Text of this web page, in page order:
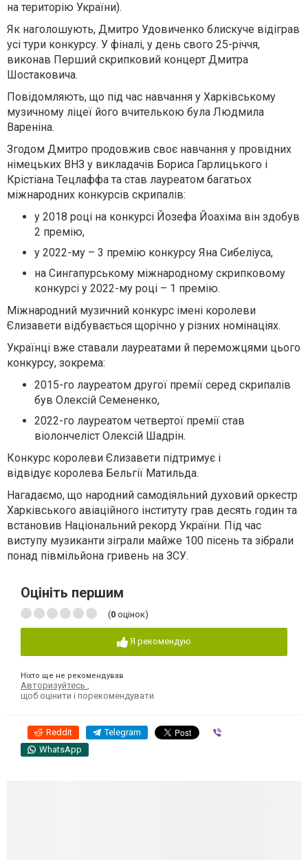
на територію України).
Як наголошують, Дмитро Удовиченко блискуче відіграв
усі тури конкурсу. У фіналі, у день свого 25-річчя,
виконав Перший скрипковий концерт Дмитра
Шостаковича.
Повідомляють, що під час навчання у Харківському
музичному ліцеї його вчителькою була Людмила
Вареніна.
Згодом Дмитро продовжив своє навчання у провідних
німецьких ВНЗ у викладачів Бориса Гарлицького і
Крістіана Тецлаффа та став лауреатом багатьох
міжнародних конкурсів скрипалів:
у 2018 році на конкурсі Йозефа Йоахіма він здобув
2 премію,
у 2022-му – 3 премію конкурсу Яна Сибеліуса,
на Сингапурському міжнародному скрипковому
конкурсі у 2022-му році – 1 премію.
Міжнародний музичний конкурс імені королеви
Єлизавети відбувається щорічно у різних номінаціях.
Українці вже ставали лауреатами й переможцями цього
конкурсу, зокрема:
2015-го лауреатом другої премії серед скрипалів
був Олексій Семененко,
2022-го лауреатом четвертої премії став
віолончеліст Олексій Шадрін.
Конкурс королеви Єлизавети підтримує і
відвідує королева Бельгії Матильда.
Нагадаємо, що народний самодіяльний духовий оркестр
Харківського авіаційного інституту грав десять годин та
встановив Національний рекорд України. Під час
виступу музиканти зіграли майже 100 пісень та зібрали
понад півмільйона гривень на ЗСУ.
Оцініть першим
(0 оцінок)
Я рекомендую
Ніхто ще не рекомендував
Авторизуйтесь
щоб оцінити і порекомендувати
Reddit Telegram
WhatsApp